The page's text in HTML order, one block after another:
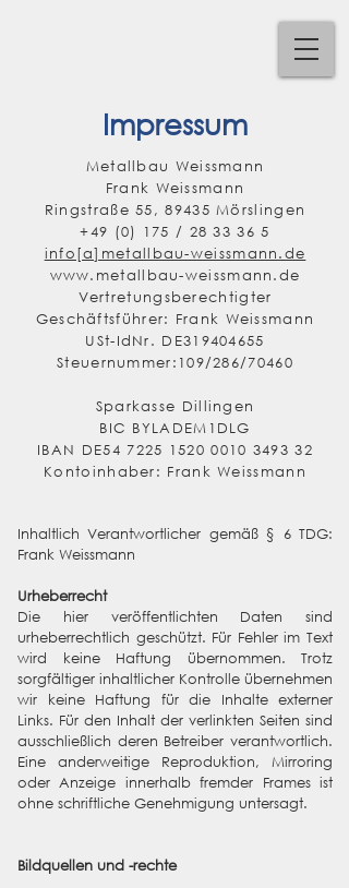
Impressum
Metallbau Weissmann
Frank Weissmann
Ringstraße 55, 89435 Mörslingen
+49 (0) 175 / 28 33 36 5
info[a]metallbau-weissmann.de
www.metallbau-weissmann.de
Vertretungsberechtigter
Geschäftsführer: Frank Weissmann
USt-IdNr. DE319404655
Steuernummer:109/286/70460
Sparkasse Dillingen
BIC BYLADEM1DLG
IBAN DE54 7225 1520 0010 3493 32
Kontoinhaber: Frank Weissmann
Inhaltlich Verantwortlicher gemäß § 6 TDG:
Frank Weissmann
Urheberrecht
Die hier veröffentlichten Daten sind
urheberrechtlich geschützt. Für Fehler im Text
wird keine Haftung übernommen. Trotz
sorgfältiger inhaltlicher Kontrolle übernehmen
wir keine Haftung für die Inhalte externer
Links. Für den Inhalt der verlinkten Seiten sind
ausschließlich deren Betreiber verantwortlich.
Eine anderweitige Reproduktion, Mirroring
oder Anzeige innerhalb fremder Frames ist
ohne schriftliche Genehmigung untersagt.
Bildquellen und -rechte